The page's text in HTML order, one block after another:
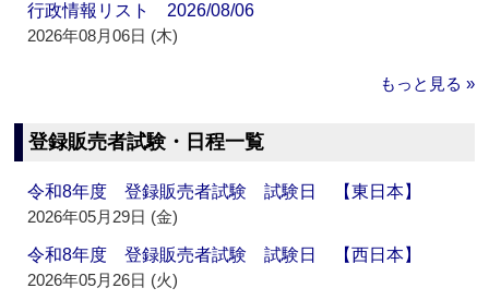
行政情報リスト 2026/08/06
2026年08月06日 (木)
もっと見る »
登録販売者試験・日程一覧
令和8年度 登録販売者試験 試験日 【東日本】
2026年05月29日 (金)
令和8年度 登録販売者試験 試験日 【西日本】
2026年05月26日 (火)